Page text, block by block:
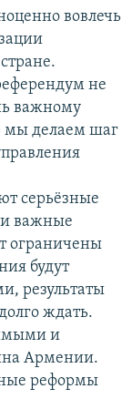
вовлечь
не
важному
мы делаем шаг
серьёзные
важные
ограничены
будут
результаты
ждать.
и
Армении.
реформы